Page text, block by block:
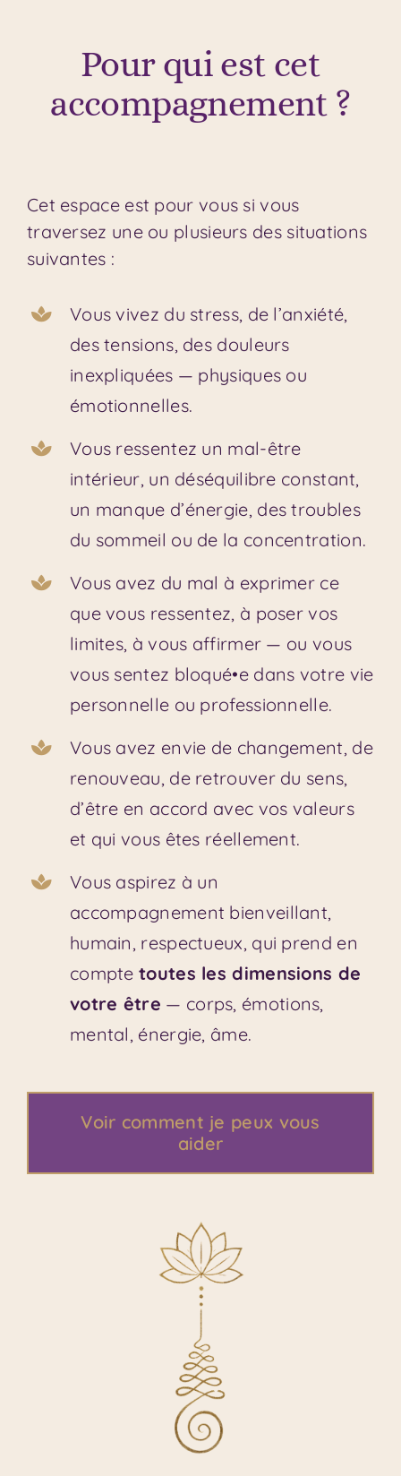
Pour qui est cet
accompagnement ?
Cet espace est pour vous si vous
traversez une ou plusieurs des situations
suivantes :
Vous vivez du stress, de l’anxiété,
des tensions, des douleurs
inexpliquées — physiques ou
émotionnelles.
Vous ressentez un mal-être
intérieur, un déséquilibre constant,
un manque d’énergie, des troubles
du sommeil ou de la concentration.
Vous avez du mal à exprimer ce
que vous ressentez, à poser vos
limites, à vous affirmer — ou vous
vous sentez bloqué•e dans votre vie
personnelle ou professionnelle.
Vous avez envie de changement, de
renouveau, de retrouver du sens,
d’être en accord avec vos valeurs
et qui vous êtes réellement.
Vous aspirez à un
accompagnement bienveillant,
humain, respectueux, qui prend en
comptetoutes les dimensions de
votre être — corps, émotions,
mental, énergie, âme.
Voir comment je peux vous
aider